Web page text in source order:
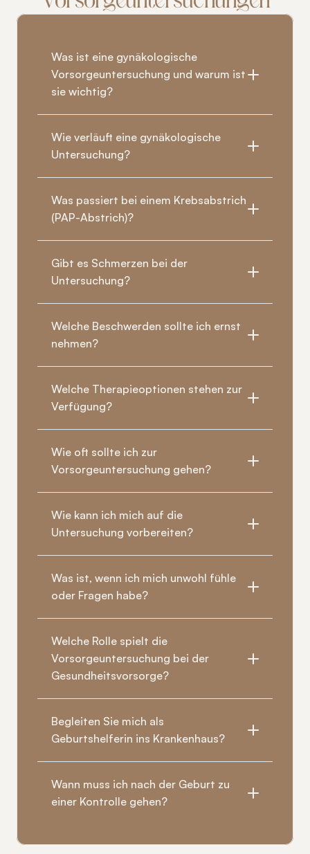
Was ist eine gynäkologische
Vorsorgeuntersuchung und warum ist
sie wichtig?
Wie verläuft eine gynäkologische
Untersuchung?
Was passiert bei einem Krebsabstrich
(PAP-Abstrich)?
Gibt es Schmerzen bei der
Untersuchung?
Welche Beschwerden sollte ich ernst
nehmen?
Welche Therapieoptionen stehen zur
Verfügung?
Wie oft sollte ich zur
Vorsorgeuntersuchung gehen?
Wie kann ich mich auf die
Untersuchung vorbereiten?
Was ist, wenn ich mich unwohl fühle
oder Fragen habe?
Welche Rolle spielt die
Vorsorgeuntersuchung bei der
Gesundheitsvorsorge?
Begleiten Sie mich als
Geburtshelferin ins Krankenhaus?
Wann muss ich nach der Geburt zu
einer Kontrolle gehen?